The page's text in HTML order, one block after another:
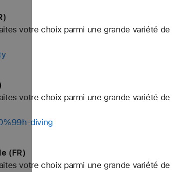
votre choix parmi une grande variété de
votre choix parmi une grande variété de
diving
(FR)
votre choix parmi une grande variété de